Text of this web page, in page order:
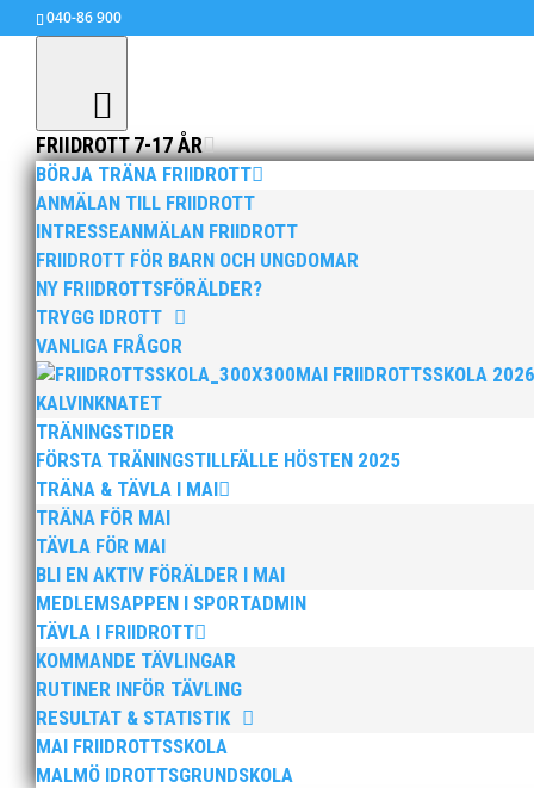
040-86 900
FRIIDROTT 7-17 ÅR
BÖRJA TRÄNA FRIIDROTT
ANMÄLAN TILL FRIIDROTT
INTRESSEANMÄLAN FRIIDROTT
FRIIDROTT FÖR BARN OCH UNGDOMAR
NY FRIIDROTTSFÖRÄLDER?
TRYGG IDROTT
VANLIGA FRÅGOR
MAI FRIIDROTTSSKOLA 2026
KALVINKNATET
TRÄNINGSTIDER
FÖRSTA TRÄNINGSTILLFÄLLE HÖSTEN 2025
TRÄNA & TÄVLA I MAI
TRÄNA FÖR MAI
TÄVLA FÖR MAI
BLI EN AKTIV FÖRÄLDER I MAI
MEDLEMSAPPEN I SPORTADMIN
TÄVLA I FRIIDROTT
KOMMANDE TÄVLINGAR
RUTINER INFÖR TÄVLING
RESULTAT & STATISTIK
MAI FRIIDROTTSSKOLA
MALMÖ IDROTTSGRUNDSKOLA
Rebecka Krüeger vann
jan 26, 2016|
Det var många MAI:are igång vid Best
Nylander hade bästa tiden 28.31 på 200 i
Bilder från Stafett-SM 2026. Foto: Thomas